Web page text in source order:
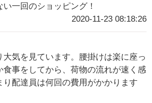
一回のショッピング！
2020-11-23 08:18:26
大気を見ています。腰掛けは楽に座っ
食事をしてから、荷物の流れが速く感
り配達員は何回の費用がかかります